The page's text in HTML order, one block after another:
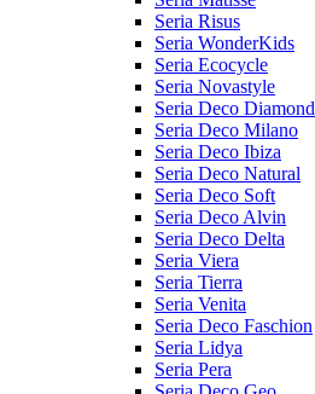
Seria Risus
Seria WonderKids
Seria Ecocycle
Seria Novastyle
Seria Deco Diamond
Seria Deco Milano
Seria Deco Ibiza
Seria Deco Natural
Seria Deco Soft
Seria Deco Alvin
Seria Deco Delta
Seria Viera
Seria Tierra
Seria Venita
Seria Deco Faschion
Seria Lidya
Seria Pera